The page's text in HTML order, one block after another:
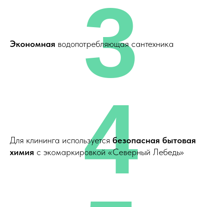
Экономная водопотребляющая сантехника
3
Для клининга используется безопасная бытовая
химия с экомаркировкой «Северный Лебедь»
4